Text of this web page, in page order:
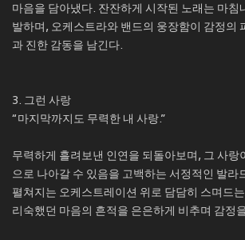
마음을 담아냈다. 잔잔하게 시작된 노래는 마침
발하며, 오케스트라와 밴드의 웅장함이 감정의
과 진한 감동을 남긴다.
3. 그런 사랑
“마지막까지도 무력한 내 사랑.”
무력하게 흘려보낸 인연을 되돌아보며, 그 사랑
으로 나아갈 수 있음을 고백하는 서정적인 발라
펼쳐지는 오케스트레이션 위로 담담히 스며드
리숙했던 마음의 흔적을 은은하게 비추며 감정